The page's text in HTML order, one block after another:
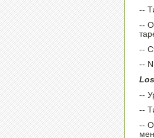
--
--
--
--
--
--
--